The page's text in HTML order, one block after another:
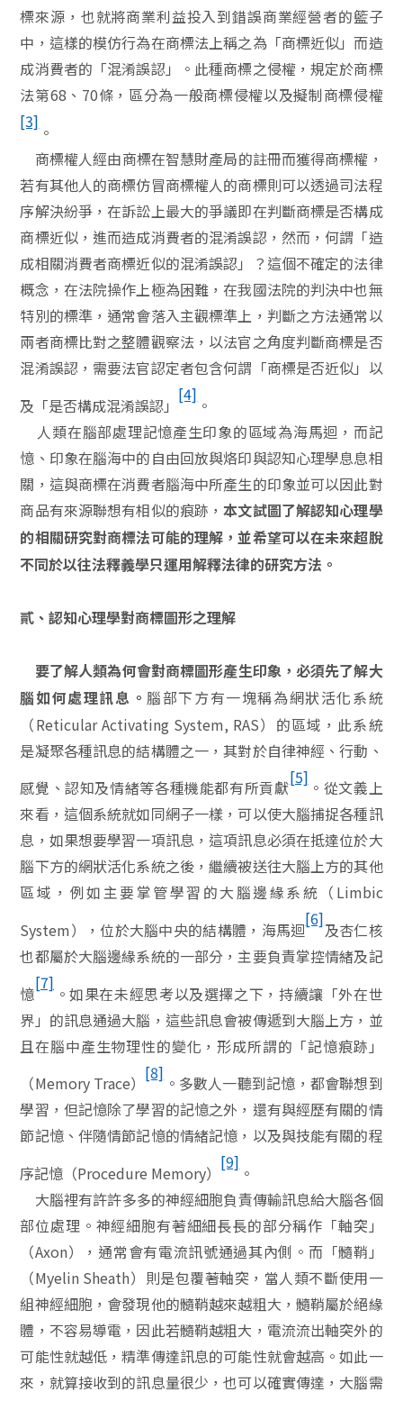
標來源，也就將商業利益投入到錯誤商業經營者的籃子
中，這樣的模仿行為在商標法上稱之為「商標近似」而造
成消費者的「混淆誤認」。此種商標之侵權，規定於商標
法第68 、 70條，區分為一般商標侵權以及擬制商標侵權
[3]
。
商標權人經由商標在智慧財產局的註冊而獲得商標權，
若有其他人的商標仿冒商標權人的商標則可以透過司法程
序解決紛爭，在訴訟上最大的爭議即在判斷商標是否構成
商標近似，進而造成消費者的混淆誤認，然而，何謂「造
成相關消費者商標近似的混淆誤認」？這個不確定的法律
概念，在法院操作上極為困難，在我國法院的判決中也無
特別的標準，通常會落入主觀標準上，判斷之方法通常以
兩者商標比對之整體觀察法，以法官之角度判斷商標是否
混淆誤認，需要法官認定者包含何謂「商標是否近似」以
及「是否構成混淆誤認」
[4]
。
人類在腦部處理記憶產生印象的區域為海馬迴，而記
憶、印象在腦海中的自由回放與烙印與認知心理學息息相
關，這與商標在消費者腦海中所產生的印象並可以因此對
商品有來源聯想有相似的痕跡，本文試圖了解認知心理學
的相關研究對商標法可能的理解，並希望可以在未來超脫
不同於以往法釋義學只運用解釋法律的研究方法。
貳、認知心理學對商標圖形之理解
要了解人類為何會對商標圖形產生印象，必須先了解大
腦如何處理訊息。 腦部下方有一塊稱為網狀活化系統
（Reticular Activating System, RAS）的區域，此系統
是凝聚各種訊息的結構體之一，其對於自律神經、行動、
感覺、認知及情緒等各種機能都有所貢獻
[5]
。從文義上
來看，這個系統就如同網子一樣，可以使大腦捕捉各種訊
息，如果想要學習一項訊息，這項訊息必須在抵達位於大
腦下方的網狀活化系統之後，繼續被送往大腦上方的其他
區域，例如主要掌管學習的大腦邊緣系統（ Limbic
System），位於大腦中央的結構體，海馬迴
[6]
及杏仁核
也都屬於大腦邊緣系統的一部分，主要負責掌控情緒及記
憶
[7]
。如果在未經思考以及選擇之下，持續讓「外在世
界」的訊息通過大腦，這些訊息會被傳遞到大腦上方，並
且在腦中產生物理性的變化，形成所謂的「記憶痕跡」
（Memory Trace）
[8]
。多數人一聽到記憶，都會聯想到
學習，但記憶除了學習的記憶之外，還有與經歷有關的情
節記憶、伴隨情節記憶的情緒記憶，以及與技能有關的程
序記憶（Procedure Memory）
[9]
。
大腦裡有許許多多的神經細胞負責傳輸訊息給大腦各個
部位處理。神經細胞有著細細長長的部分稱作「軸突」
（Axon），通常會有電流訊號通過其內側。而「髓鞘」
（Myelin Sheath）則是包覆著軸突，當人類不斷使用一
組神經細胞，會發現他的髓鞘越來越粗大，髓鞘屬於絕緣
體，不容易導電，因此若髓鞘越粗大，電流流出軸突外的
可能性就越低，精準傳達訊息的可能性就會越高。如此一
來，就算接收到的訊息量很少，也可以確實傳達，大腦需